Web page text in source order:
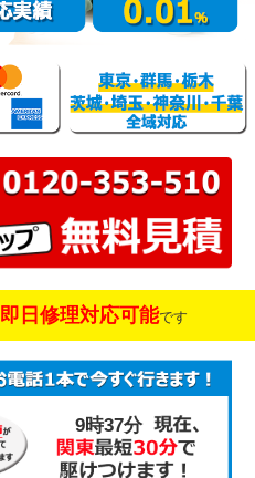
即日修理対応可能です
9時37分